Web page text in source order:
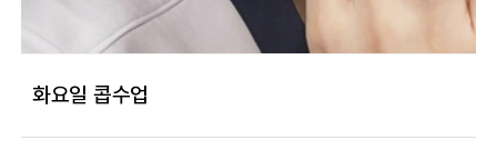
화요일 콥수업